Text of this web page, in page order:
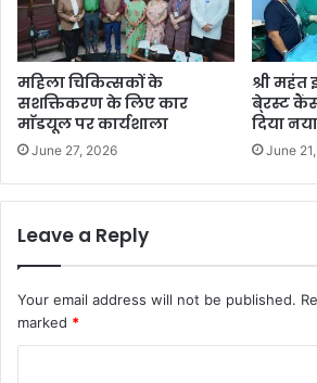
महिला चिकित्सकों के
सशक्तिकरण के लिए कार
माॅडयूल पर कार्यशाला
June 27, 2026
श्री
बे्रस्ट
दिया
June
Leave a Reply
Your email address will not be published.
marked *